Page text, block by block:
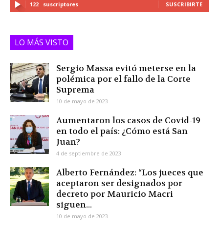
122 suscriptores SUSCRIBIRTE
LO MÁS VISTO
Sergio Massa evitó meterse en la
polémica por el fallo de la Corte
Suprema
10 de mayo de 2023
Aumentaron los casos de Covid-19
en todo el país: ¿Cómo está San
Juan?
4 de septiembre de 2023
Alberto Fernández: “Los jueces que
aceptaron ser designados por
decreto por Mauricio Macri
siguen...
10 de mayo de 2023